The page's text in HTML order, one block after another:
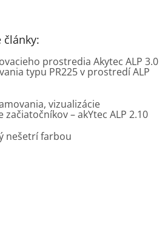
články:
prostredia Akytec ALP 3.0
typu PR225 v prostredí ALP
vizualizácie
– akYtec ALP 2.10
nešetrí farbou